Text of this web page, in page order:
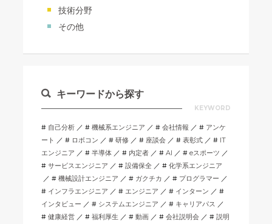
技術分野
その他
キーワードから探す
KEYWORD
自己分析 機械系エンジニア 会社情報
アンケ
ート
ロボコン 研修 座談会 表彰式
IT
エンジニア
半導体 内定者 AI
eスポーツ
サービスエンジニア
設備保全
化学系エンジニア
機械設計エンジニア
ガクチカ
プログラマー
インフラエンジニア
エンジニア
インターン
インタビュー
システムエンジニア
キャリアパス
健康経営
福利厚生 動画 会社説明会
説明